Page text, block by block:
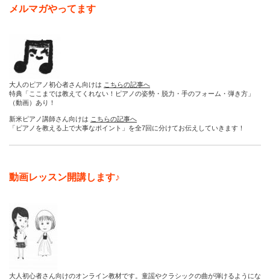
メルマガやってます
大人のピアノ初心者さん向けは こちらの記事へ
特典「ここまでは教えてくれない！ピアノの姿勢・脱力・手のフォーム・弾き方」
（動画）あり！
新米ピアノ講師さん向けは こちらの記事へ
「ピアノを教える上で大事なポイント」を全7回に分けてお伝えしていきます！
動画レッスン開講します♪
大人初心者さん向けのオンライン教材です。童謡やクラシックの曲が弾けるようにな